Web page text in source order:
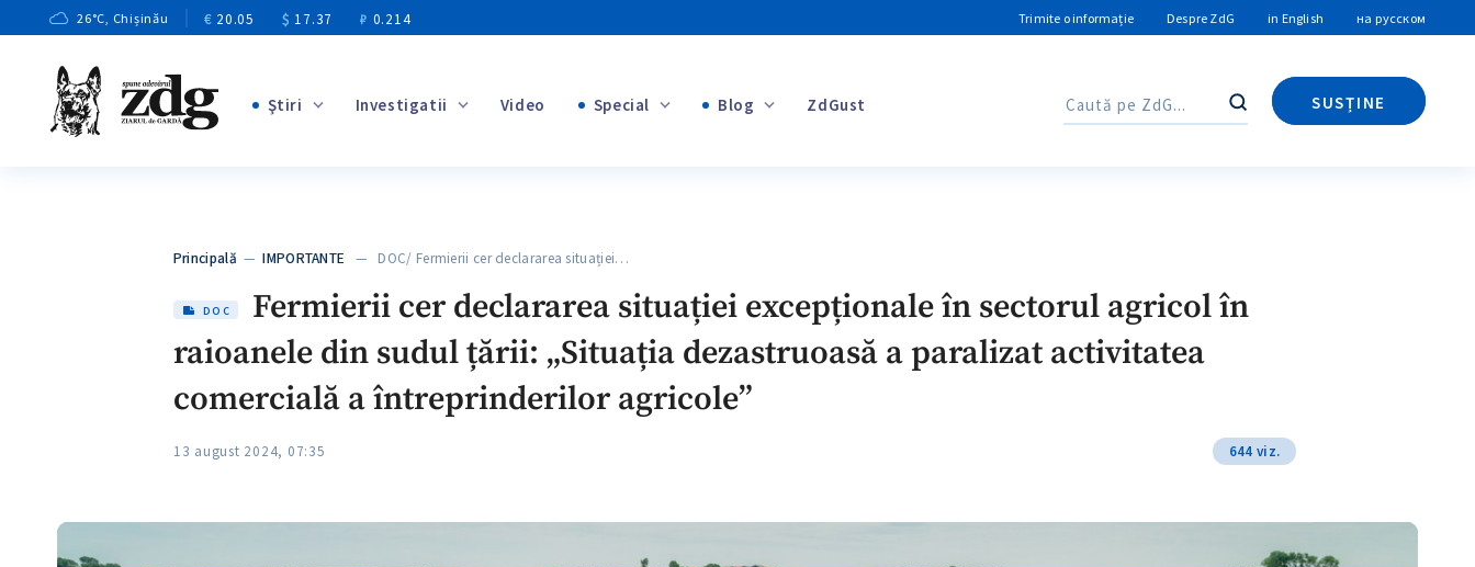
26°C, Chișinău € 20.05 $ 17.37 ₽ 0.214 Trimite o informație Despre ZdG in English на русском
Ştiri Investigatii Video Special Blog
+1
ZdGust Caută
SUSȚINE
Caută
Principală —IMPORTANTE — DOC/ Fermierii cer declararea situației…
DOC
Fermierii cer declararea situației excepționale în sectorul agricol în
raioanele din sudul țării: „Situația dezastruoasă a paralizat activitatea
comercială a întreprinderilor agricole”
13 august 2024, 07:35 644 viz.